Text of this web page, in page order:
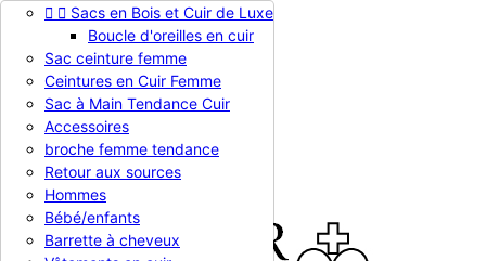
Appelez-nous :0786510612
EUR € 
EUR €
RUB RUB
Connexion
shopping_cart Panier (0)
  Sacs en Bois et Cuir de Luxe
Boucle d'oreilles en cuir
Sac ceinture femme
Ceintures en Cuir Femme
Sac à Main Tendance Cuir
Accessoires
broche femme tendance
Retour aux sources
Hommes
Bébé/enfants
Barrette à cheveux